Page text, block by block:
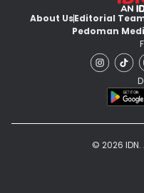
About UsEditorial
Pedoman
© 2026